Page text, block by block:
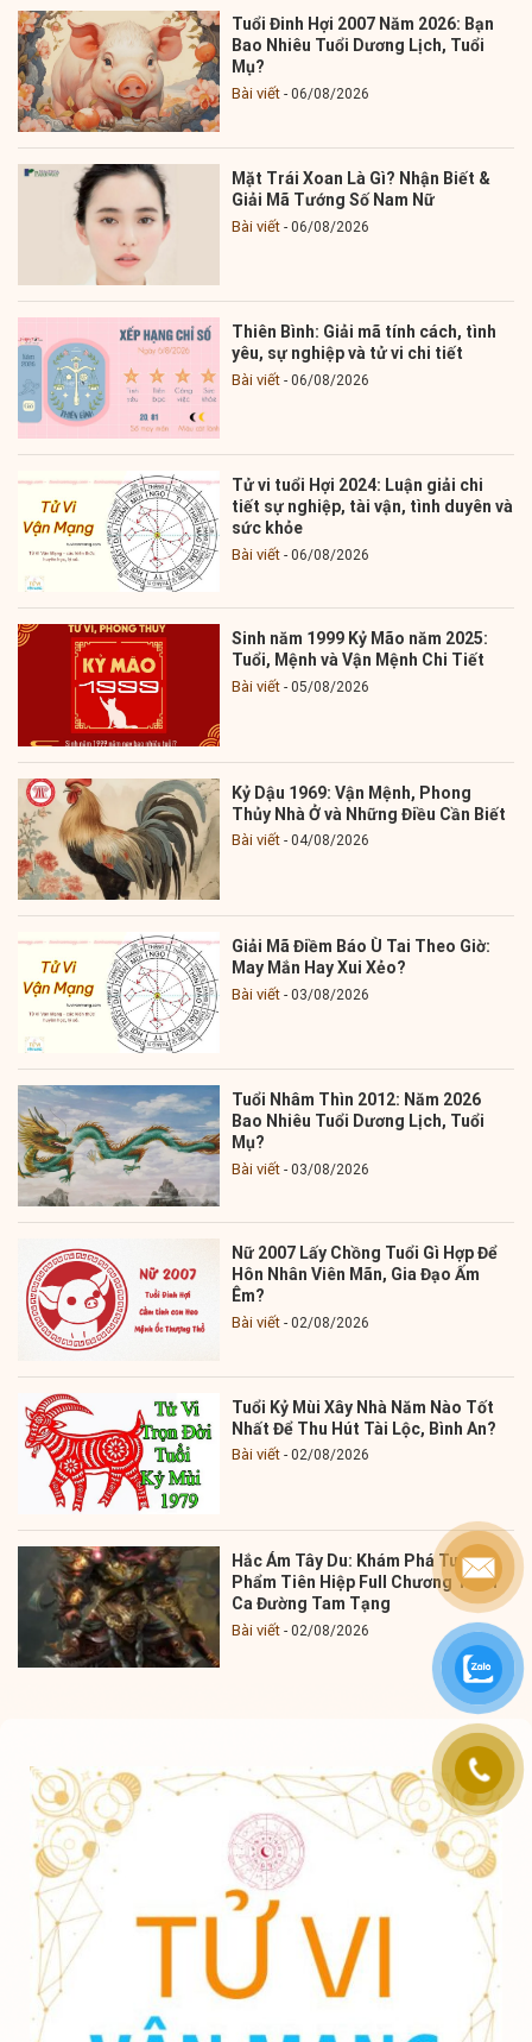
Tuổi Đinh Hợi 2007 Năm 2026: Bạn
Bao Nhiêu Tuổi Dương Lịch, Tuổi
Mụ?
Bài viết 06/08/2026
Mặt Trái Xoan Là Gì? Nhận Biết &
Giải Mã Tướng Số Nam Nữ
Bài viết 06/08/2026
Thiên Bình: Giải mã tính cách, tình
yêu, sự nghiệp và tử vi chi tiết
Bài viết 06/08/2026
Tử vi tuổi Hợi 2024: Luận giải chi
tiết sự nghiệp, tài vận, tình duyên và
sức khỏe
Bài viết 06/08/2026
Sinh năm 1999 Kỷ Mão năm 2025:
Tuổi, Mệnh và Vận Mệnh Chi Tiết
Bài viết 05/08/2026
Kỷ Dậu 1969: Vận Mệnh, Phong
Thủy Nhà Ở và Những Điều Cần Biết
Bài viết 04/08/2026
Giải Mã Điềm Báo Ù Tai Theo Giờ:
May Mắn Hay Xui Xẻo?
Bài viết 03/08/2026
Tuổi Nhâm Thìn 2012: Năm 2026
Bao Nhiêu Tuổi Dương Lịch, Tuổi
Mụ?
Bài viết 03/08/2026
Nữ 2007 Lấy Chồng Tuổi Gì Hợp Để
Hôn Nhân Viên Mãn, Gia Đạo Ấm
Êm?
Bài viết 02/08/2026
Tuổi Kỷ Mùi Xây Nhà Năm Nào Tốt
Nhất Để Thu Hút Tài Lộc, Bình An?
Bài viết 02/08/2026
Hắc Ám Tây Du: Khám Phá Tuyệt
Phẩm Tiên Hiệp Full Chương Từ Bi
Ca Đường Tam Tạng
Bài viết 02/08/2026